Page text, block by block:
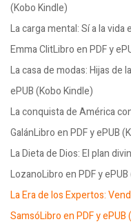
(Kobo Kindle)
La carga mental: Sí a la
Emma ClitLibro en PDF y
La casa de modas: Hijas de
ePUB (Kobo Kindle)
La conquista de América
GalánLibro en PDF y ePUB
La Dieta de Dios: El plan
LozanoLibro en PDF y
La Era de los Expertos:
SamsóLibro en PDF y ePUB